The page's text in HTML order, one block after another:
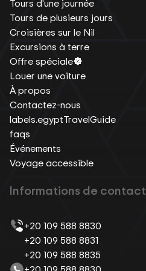
Tours d'une journée
Tours de plusieurs jours
Croisières sur le Nil
Excursions à terre
Offre spéciale
Louer une voiture
À propos
Contactez-nous
labels.egyptTravelGuide
faqs
Événements
Voyage accessible
Informations de contact
+20 109 588 8830
+20 109 588 8831
+20 109 588 8835